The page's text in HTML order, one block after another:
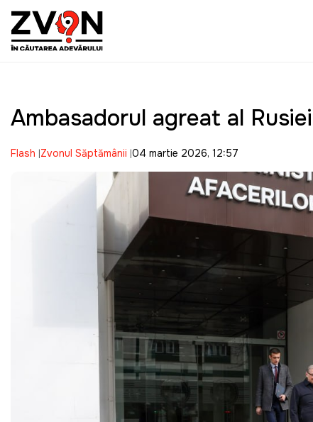
Ambasadorul agreat al
Flash Zvonul Săptămânii 04 martie 2026, 12:57